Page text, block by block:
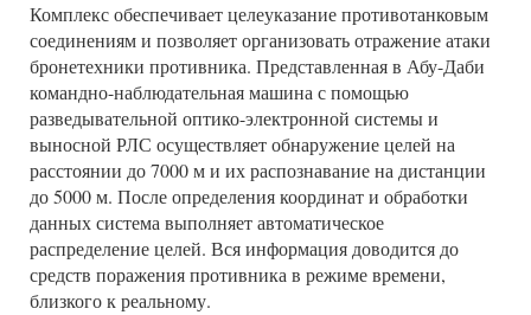
Комплекс обеспечивает целеуказание противотанковым
соединениям и позволяет организовать отражение атаки
бронетехники противника. Представленная в Абу-Даби
командно-наблюдательная машина с помощью
разведывательной оптико-электронной системы и
выносной РЛС осуществляет обнаружение целей на
расстоянии до 7000 м и их распознавание на дистанции
до 5000 м. После определения координат и обработки
данных система выполняет автоматическое
распределение целей. Вся информация доводится до
средств поражения противника в режиме времени,
близкого к реальному.